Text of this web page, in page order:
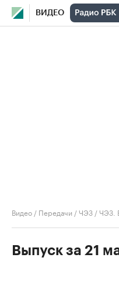
ВИДЕО
Видео / Передачи /ЧЭЗ /ЧЭЗ.
Выпуск за 21